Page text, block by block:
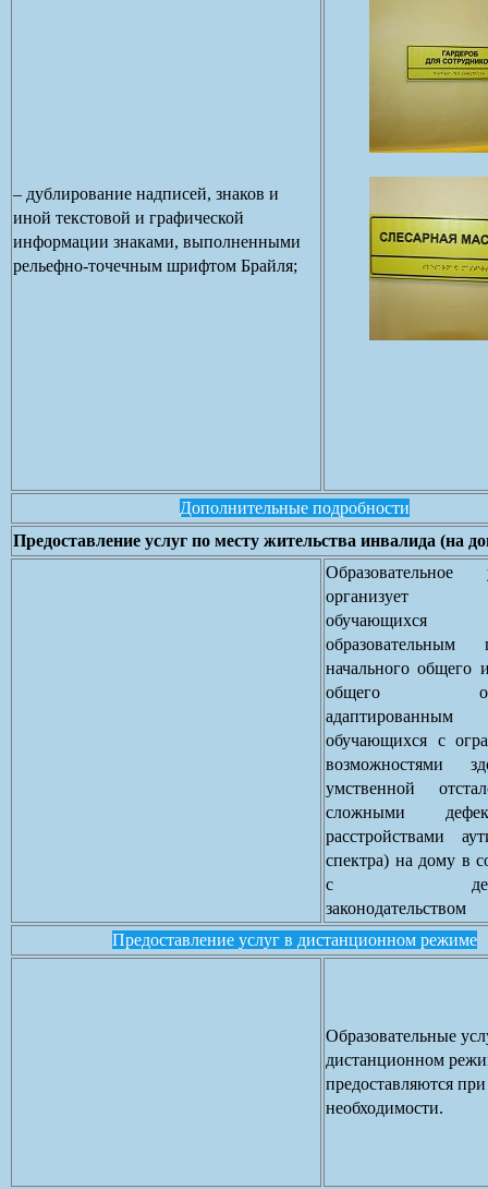
– дублирование надписей, знаков и
иной текстовой и графической
информации знаками, выполненными
рельефно-точечным шрифтом Брайля;
Дополнительные подробности
Предоставление услуг по месту жительства инвалида (на
Образовательное
организует
образовательным
начального общего
общего
обучающихся с
возможностями
умственной
сложными
расстройствами
спектра) на дому в
с
законодательством
Предоставление услуг в дистанционном режиме
Образовательные
дистанционном
предоставляются при
необходимости.